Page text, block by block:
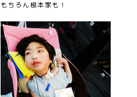
もちろん根本家も！